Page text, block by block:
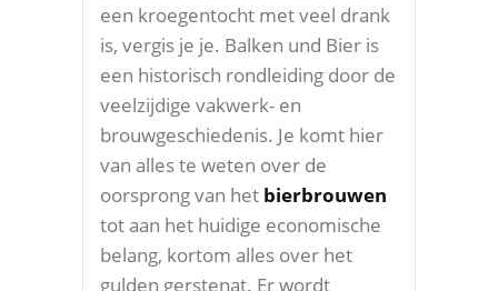
een kroegentocht met veel drank
is, vergis je je. Balken und Bier is
een historisch rondleiding door de
veelzijdige vakwerk- en
brouwgeschiedenis. Je komt hier
van alles te weten over de
oorsprong van het bierbrouwen
tot aan het huidige economische
belang, kortom alles over het
gulden gerstenat. Er wordt